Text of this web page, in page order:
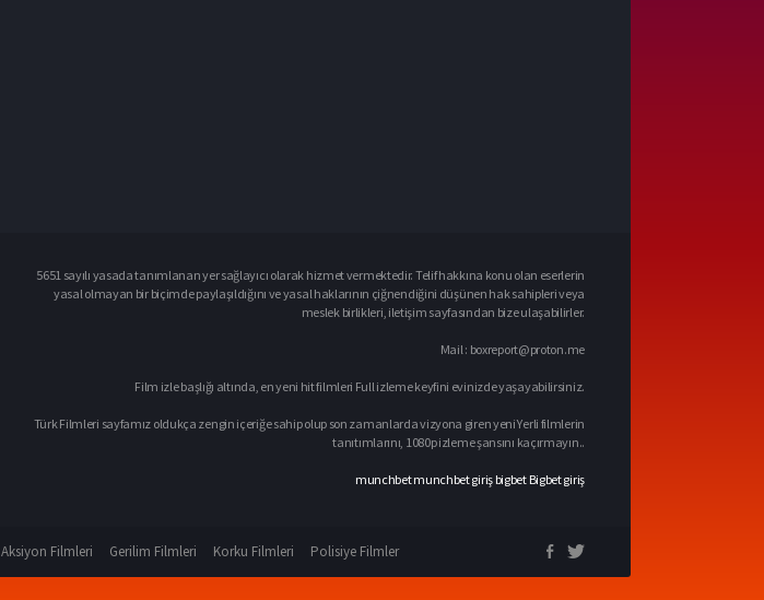
5651 sayılı yasada tanımlanan yer sağlayıcı olarak hizmet vermektedir. Telif hakkına konu olan eserlerin
yasal olmayan bir biçimde paylaşıldığını ve yasal haklarının çiğnendiğini düşünen hak sahipleri veya
meslek birlikleri, iletişim sayfasından bize ulaşabilirler.
Mail : boxreport@proton.me
Film izle başlığı altında, en yeni hit filmleri Full izleme keyfini evinizde yaşayabilirsiniz.
Türk Filmleri sayfamız oldukça zengin içeriğe sahip olup son zamanlarda vizyona giren yeni Yerli filmlerin
tanıtımlarını, 1080p izleme şansını kaçırmayın..
munchbetmunchbet giriş bigbet Bigbet giriş
Aksiyon Filmleri Gerilim Filmleri Korku Filmleri Polisiye Filmler